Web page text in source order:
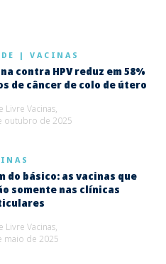
| VACINAS
contra HPV reduz em 58%
de câncer de colo de útero
Livre Vacinas,
outubro de 2025
do básico: as vacinas que
somente nas clínicas
Livre Vacinas,
maio de 2025